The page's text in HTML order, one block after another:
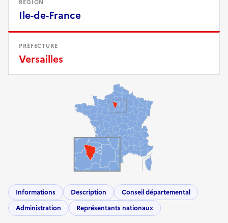
RÉGION
Ile-de-France
PRÉFECTURE
Versailles
Informations Description
Conseil départemental
Administration
Représentants nationaux